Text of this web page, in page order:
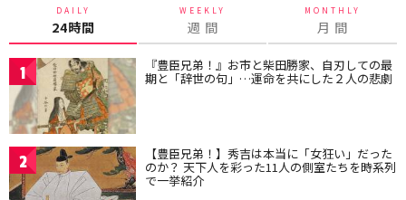
DAILY
24時間
WEEKLY
週 間
MONTHLY
月 間
1 『豊臣兄弟！』お市と柴田勝家、自刃しての最
期と「辞世の句」…運命を共にした２人の悲劇
2 【豊臣兄弟！】秀吉は本当に「女狂い」だった
のか？ 天下人を彩った11人の側室たちを時系列
で一挙紹介